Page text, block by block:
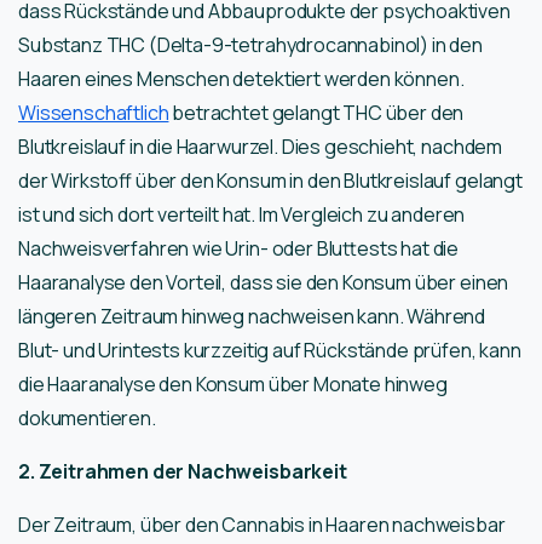
dass Rückstände und Abbauprodukte der psychoaktiven
Substanz THC (Delta-9-tetrahydrocannabinol) in den
Haaren eines Menschen detektiert werden können.
Wissenschaftlichbetrachtet gelangt THC über den
Blutkreislauf in die Haarwurzel. Dies geschieht, nachdem
der Wirkstoff über den Konsum in den Blutkreislauf gelangt
ist und sich dort verteilt hat. Im Vergleich zu anderen
Nachweisverfahren wie Urin- oder Bluttests hat die
Haaranalyse den Vorteil, dass sie den Konsum über einen
längeren Zeitraum hinweg nachweisen kann. Während
Blut- und Urintests kurzzeitig auf Rückstände prüfen, kann
die Haaranalyse den Konsum über Monate hinweg
dokumentieren.
2. Zeitrahmen der Nachweisbarkeit
Der Zeitraum, über den Cannabis in Haaren nachweisbar